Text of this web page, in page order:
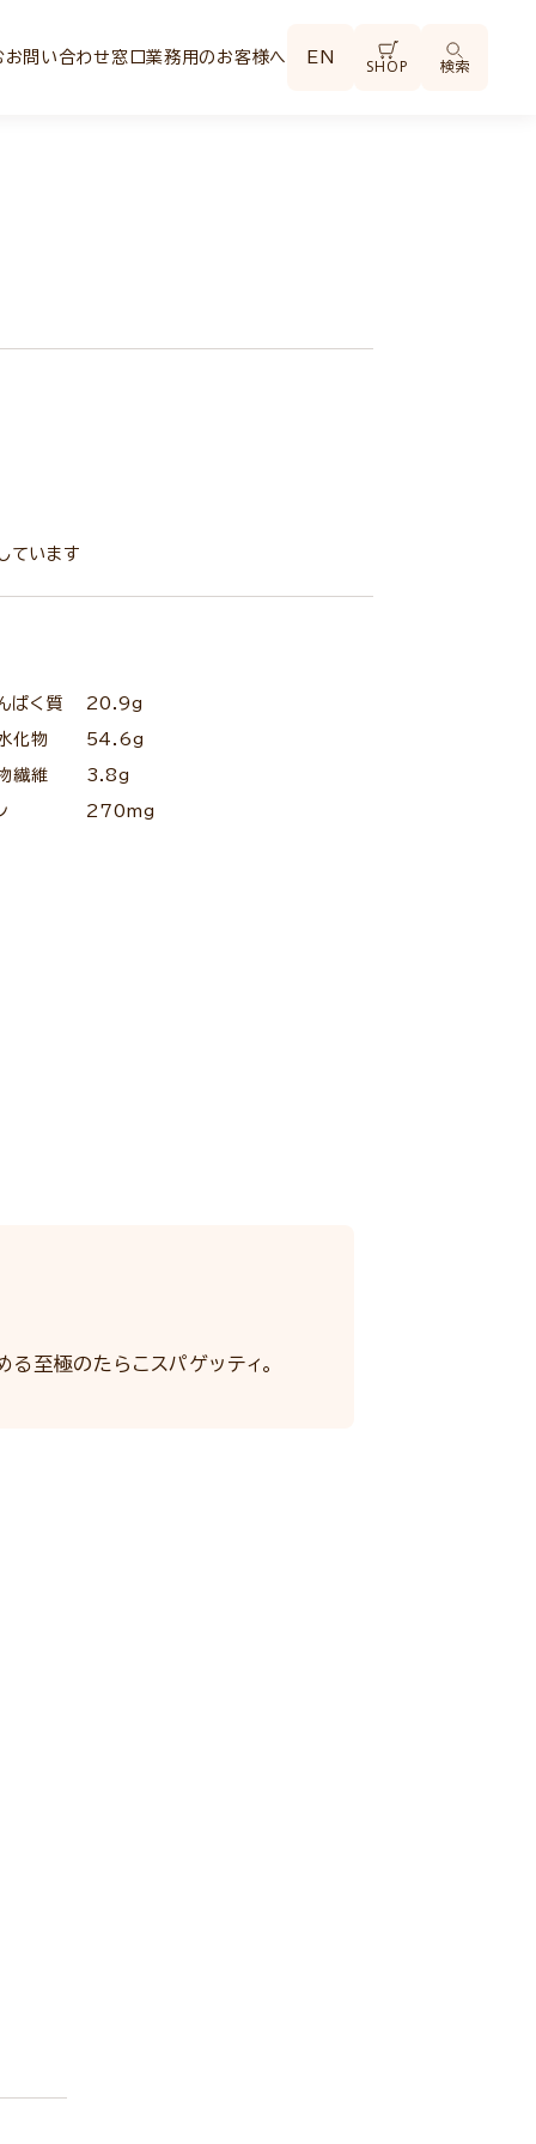
お問い合わせ窓口業務用のお客様へ EN SHOP 検索
ています
ぱく質 20.9g
化物 54.6g
繊維 3.8g
270mg
至極のたらこスパゲッティ。